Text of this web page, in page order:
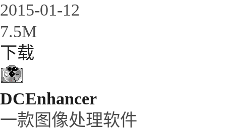
2015-01-12
7.5M
下载
DCEnhancer
一款图像处理软件